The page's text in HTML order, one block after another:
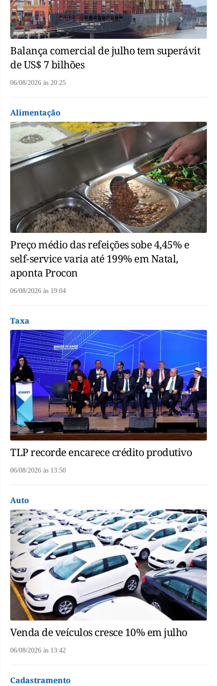
Balança comercial de julho tem superávit
de US$ 7 bilhões
06/08/2026 às 20:25
Alimentação
Preço médio das refeições sobe 4,45% e
self-service varia até 199% em Natal,
aponta Procon
06/08/2026 às 19:04
Taxa
TLP recorde encarece crédito produtivo
06/08/2026 às 13:50
Auto
Venda de veículos cresce 10% em julho
06/08/2026 às 13:42
Cadastramento